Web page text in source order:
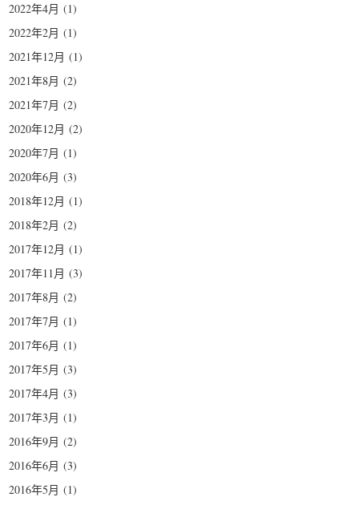
2022年4月 (1)
2022年2月 (1)
2021年12月 (1)
2021年8月 (2)
2021年7月 (2)
2020年12月 (2)
2020年7月 (1)
2020年6月 (3)
2018年12月 (1)
2018年2月 (2)
2017年12月 (1)
2017年11月 (3)
2017年8月 (2)
2017年7月 (1)
2017年6月 (1)
2017年5月 (3)
2017年4月 (3)
2017年3月 (1)
2016年9月 (2)
2016年6月 (3)
2016年5月 (1)